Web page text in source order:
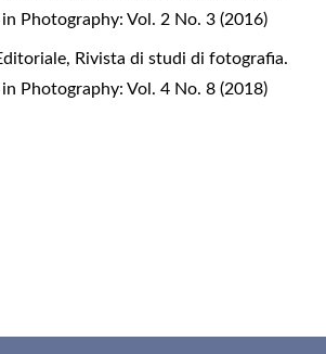
Photography: Vol. 2 No. 3 (2016)
, Rivista di studi di fotografia.
Photography: Vol. 4 No. 8 (2018)